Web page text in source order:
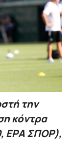
την
κόντρα
ΕΡΑ ΣΠΟΡ),